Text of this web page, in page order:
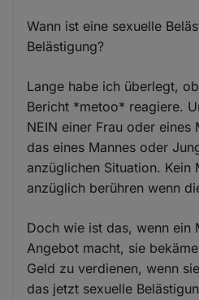
Wann ist eine sexuelle
Belästigung?
Lange habe ich überlegt,
Bericht *metoo* reagiere.
NEIN einer Frau oder eines
das eines Mannes oder
anzüglichen Situation. Kein
anzüglich berühren wenn
Doch wie ist das, wenn ein
Angebot macht, sie
Geld zu verdienen, wenn
das jetzt sexuelle